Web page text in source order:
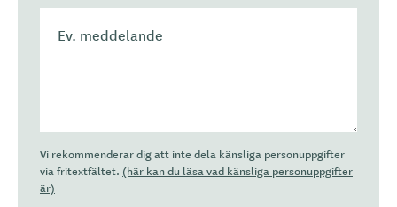
Vi rekommenderar dig att inte dela känsliga personuppgifter
via fritextfältet. (här kan du läsa vad känsliga personuppgifter
är)